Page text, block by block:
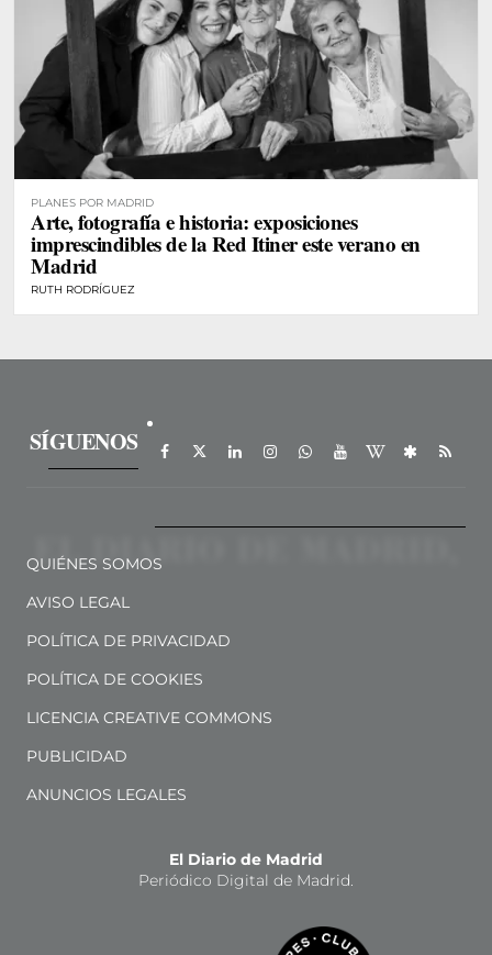
PLANES POR MADRID
Arte, fotografía e historia: exposiciones
imprescindibles de la Red Itiner este verano en
Madrid
RUTH RODRÍGUEZ
SÍGUENOS
QUIÉNES SOMOS
AVISO LEGAL
POLÍTICA DE PRIVACIDAD
POLÍTICA DE COOKIES
LICENCIA CREATIVE COMMONS
PUBLICIDAD
ANUNCIOS LEGALES
El Diario de Madrid
Periódico Digital de Madrid.